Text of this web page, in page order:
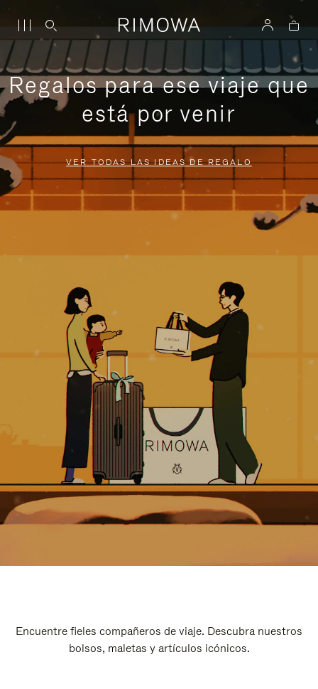
Regalos para ese viaje que
está por venir
VER TODAS LAS IDEAS DE REGALO
Encuentre fieles compañeros de viaje. Descubra nuestros
bolsos, maletas y artículos icónicos.